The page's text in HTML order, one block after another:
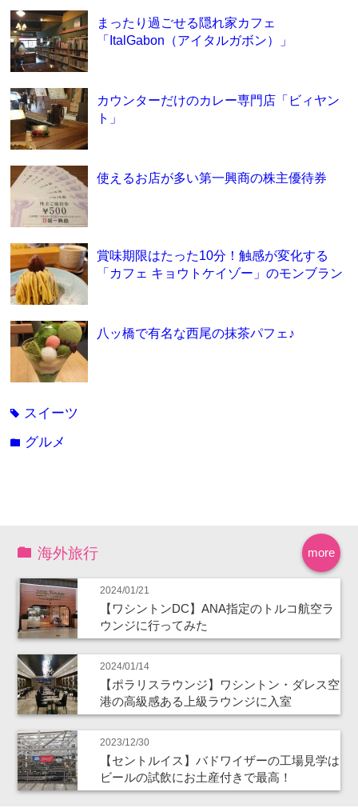
まったり過ごせる隠れ家カフェ
「ItalGabon（アイタルガボン）」
カウンターだけのカレー専門店「ビィヤン
ト」
使えるお店が多い第一興商の株主優待券
賞味期限はたった10分！触感が変化する
「カフェ キョウトケイゾー」のモンブラン
八ッ橋で有名な西尾の抹茶パフェ♪
tag スイーツ
folder グルメ
more
海外旅行
2024/01/21
【ワシントンDC】ANA指定のトルコ航空ラ
ウンジに行ってみた
2024/01/14
【ポラリスラウンジ】ワシントン・ダレス空
港の高級感ある上級ラウンジに入室
2023/12/30
【セントルイス】バドワイザーの工場見学は
ビールの試飲にお土産付きで最高！